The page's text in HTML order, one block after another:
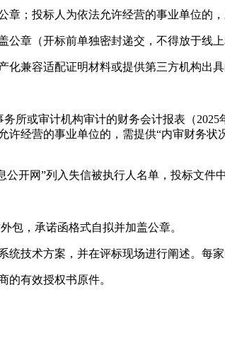
；投标人为依法允许经营的事业单位的
章（开标前单独密封递交，不得放于线上
兼容适配证明材料或提供第三方机构出
所或审计机构审计的财务会计报表（
经营的事业单位的，需提供“内审财务
开网”列入失信被执行人名单，投标文件
包，承诺函格式自拟并加盖公章。
技术方案，并在评标现场进行阐述。每
的有效授权书原件。